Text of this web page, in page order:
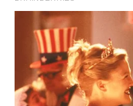
WN
CIREBON
WN
INDRAMAYU
WN